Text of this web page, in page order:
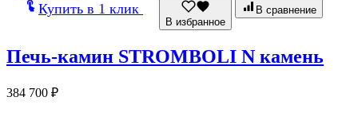
Купить в 1 клик
В избранное
В сравнение
Печь-камин STROMBOLI N камень
384 700 ₽